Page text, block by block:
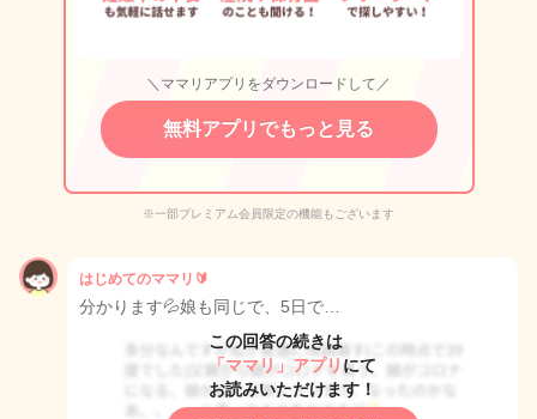
＼ママリアプリをダウンロードして／
無料アプリでもっと見る
※一部プレミアム会員限定の機能もございます
はじめてのママリ🔰
分かります💦娘も同じで、5日で…
この回答の続きは
「ママリ」アプリ にて
お読みいただけます！